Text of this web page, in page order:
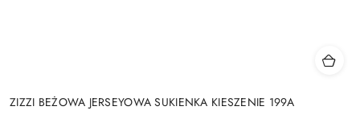
ZIZZI BEŻOWA JERSEYOWA SUKIENKA KIESZENIE 199A